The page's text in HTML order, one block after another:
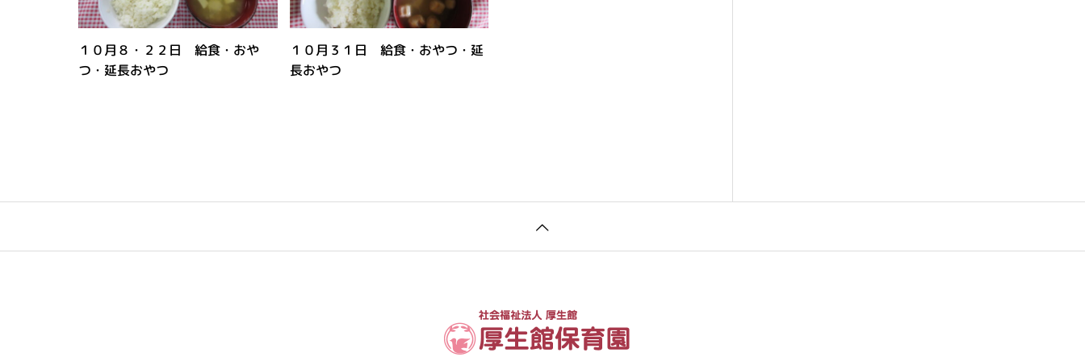
１０月８・２２日 給食・おや
つ・延長おやつ
１０月３１日 給食・おやつ・延
長おやつ